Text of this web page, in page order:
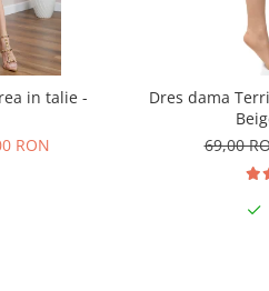
in talie -
RON
Dres dama
69,00